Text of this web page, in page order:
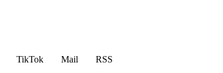
TikTok Mail
RSS